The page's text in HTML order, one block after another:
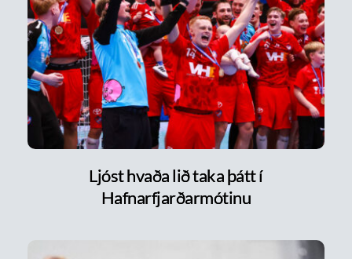
Ljóst hvaða lið taka þátt í
Hafnarfjarðarmótinu